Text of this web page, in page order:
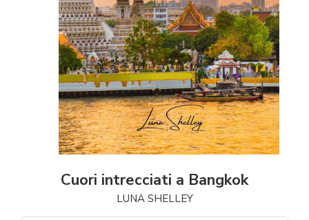
Cuori intrecciati a Bangkok
LUNA SHELLEY